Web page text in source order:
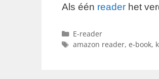
Als één reader het
Categorieën
E-reader
Tags
amazon reader, e-book,